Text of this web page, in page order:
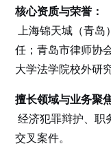
核心资质与荣誉：
上海锦天城（青岛
任；青岛市律师协
大学法学院校外研
擅长领域与业务聚
经济犯罪辩护、职
交叉案件。